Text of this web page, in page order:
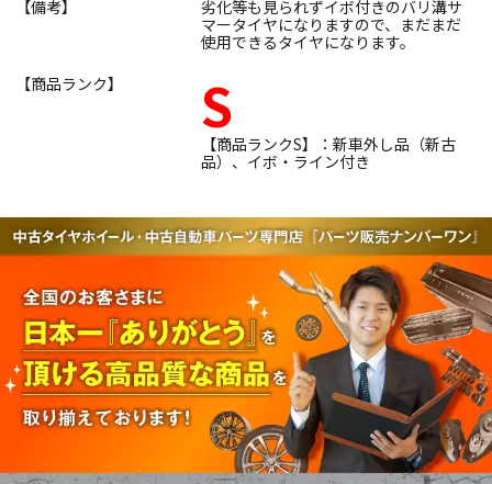
【備考】
劣化等も見られずイボ付きのバリ溝サ
マータイヤになりますので、まだまだ
使用できるタイヤになります。
【商品ランク】
S
【商品ランクS】：新車外し品（新古
品）、イボ・ライン付き